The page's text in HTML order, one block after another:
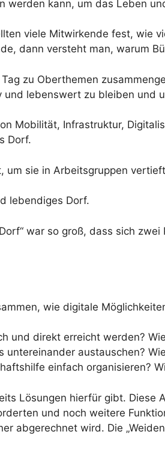
kann, um das Leben
viele Mitwirkende fest, wie
dann versteht man, warum
zu Oberthemen
lebenswert zu bleiben und
Mobilität, Infrastruktur,
Dorf.
sie in Arbeitsgruppen
lebendiges Dorf.
war so groß, dass sich
wie digitale
und direkt erreicht werden?
untereinander austauschen?
einfach organisieren?
Lösungen hierfür gibt.
und noch weitere
abgerechnet wird. Die